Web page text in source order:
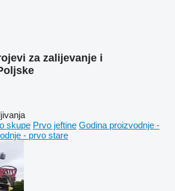
za zaliјеvanje i
skupe Prvo jeftine Godina proizvodnje -
- prvo stare